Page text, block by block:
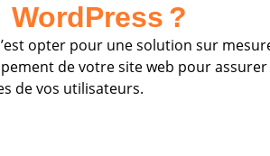
WordPress ?
opter pour une solution sur
de votre site web pour
de vos utilisateurs.